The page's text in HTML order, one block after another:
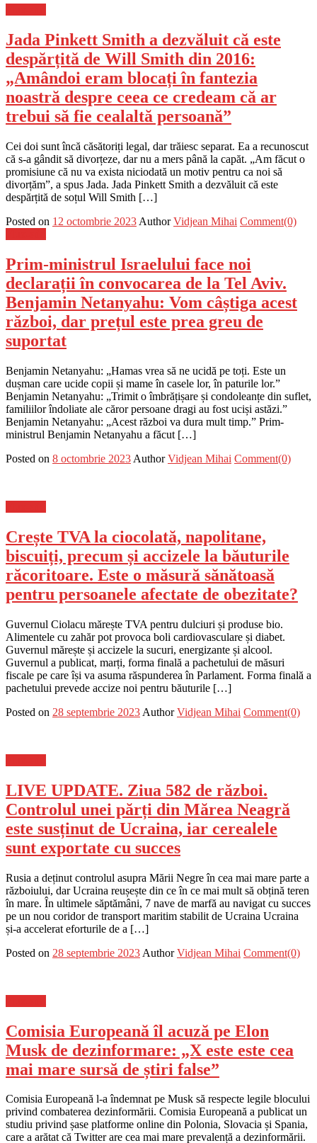
Jada Pinkett Smith a dezvăluit că este
despărțită de Will Smith din 2016:
„Amândoi eram blocați în fantezia
noastră despre ceea ce credeam că ar
trebui să fie cealaltă persoană”
Cei doi sunt încă căsătoriți legal, dar trăiesc separat. Ea a recunoscut
că s-a gândit să divorțeze, dar nu a mers până la capăt. „Am făcut o
promisiune că nu va exista niciodată un motiv pentru ca noi să
divorțăm”, a spus Jada. Jada Pinkett Smith a dezvăluit că este
despărțită de soțul Will Smith […]
Posted on 12 octombrie 2023 Author Vidjean Mihai Comment(0)
Prim-ministrul Israelului face noi
declarații în convocarea de la Tel Aviv.
Benjamin Netanyahu: Vom câștiga acest
război, dar prețul este prea greu de
suportat
Benjamin Netanyahu: „Hamas vrea să ne ucidă pe toți. Este un
dușman care ucide copii și mame în casele lor, în paturile lor.”
Benjamin Netanyahu: „Trimit o îmbrățișare și condoleanțe din suflet,
familiilor îndoliate ale căror persoane dragi au fost uciși astăzi.”
Benjamin Netanyahu: „Acest război va dura mult timp.” Prim-
ministrul Benjamin Netanyahu a făcut […]
Posted on 8 octombrie 2023 Author Vidjean Mihai Comment(0)
Crește TVA la ciocolată, napolitane,
biscuiți, precum și accizele la băuturile
răcoritoare. Este o măsură sănătoasă
pentru persoanele afectate de obezitate?
Guvernul Ciolacu mărește TVA pentru dulciuri și produse bio.
Alimentele cu zahăr pot provoca boli cardiovasculare și diabet.
Guvernul mărește și accizele la sucuri, energizante și alcool.
Guvernul a publicat, marți, forma finală a pachetului de măsuri
fiscale pe care își va asuma răspunderea în Parlament. Forma finală a
pachetului prevede accize noi pentru băuturile […]
Posted on 28 septembrie 2023 Author Vidjean Mihai Comment(0)
LIVE UPDATE. Ziua 582 de război.
Controlul unei părți din Mărea Neagră
este susținut de Ucraina, iar cerealele
sunt exportate cu succes
Rusia a deținut controlul asupra Mării Negre în cea mai mare parte a
războiului, dar Ucraina reușește din ce în ce mai mult să obțină teren
în mare. În ultimele săptămâni, 7 nave de marfă au navigat cu succes
pe un nou coridor de transport maritim stabilit de Ucraina Ucraina
și-a accelerat eforturile de a […]
Posted on 28 septembrie 2023 Author Vidjean Mihai Comment(0)
Comisia Europeană îl acuză pe Elon
Musk de dezinformare: „X este este cea
mai mare sursă de știri false”
Comisia Europeană l-a îndemnat pe Musk să respecte legile blocului
privind combaterea dezinformării. Comisia Europeană a publicat un
studiu privind șase platforme online din Polonia, Slovacia și Spania,
care a arătat că Twitter are cea mai mare prevalență a dezinformării.